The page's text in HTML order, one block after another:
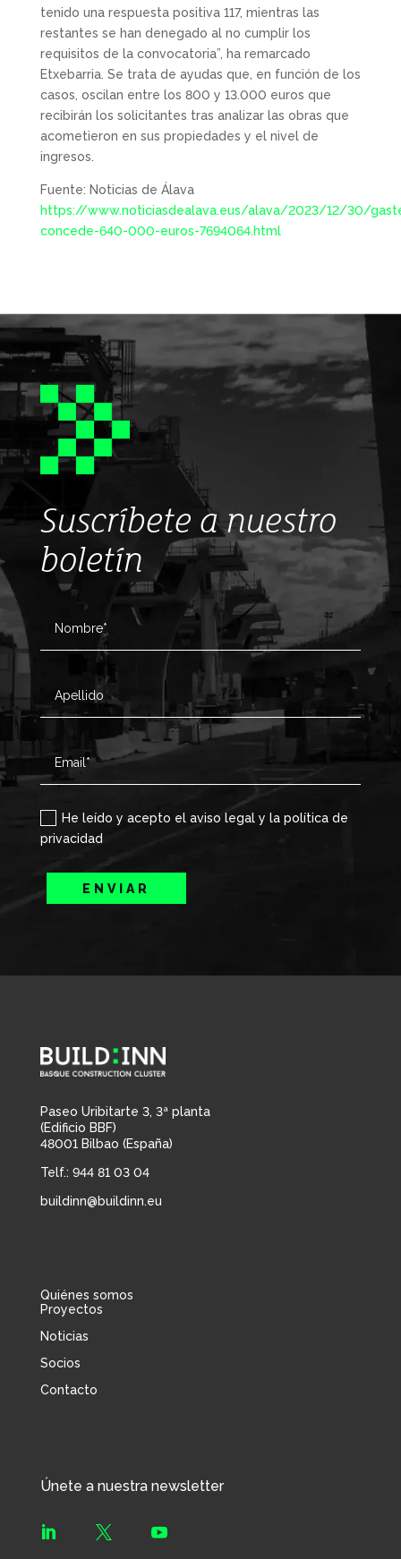
tenido una respuesta positiva 117, mientras las
restantes se han denegado al no cumplir los
requisitos de la convocatoria”, ha remarcado
Etxebarria. Se trata de ayudas que, en función de los
casos, oscilan entre los 800 y 13.000 euros que
recibirán los solicitantes tras analizar las obras que
acometieron en sus propiedades y el nivel de
ingresos.
Fuente: Noticias de Álava
https://www.noticiasdealava.eus/alava/2023/12/30/
concede-640-000-euros-7694064.html
Suscríbete a nuestro
boletín
He leído y acepto el aviso legal y la política de
privacidad
ENVIAR
Paseo Uribitarte 3, 3ª planta
(Edificio BBF)
48001 Bilbao (España)
Telf.: 944 81 03 04
buildinn@buildinn.eu
Quiénes somos
Proyectos
Noticias
Socios
Contacto
Únete a nuestra newsletter
  